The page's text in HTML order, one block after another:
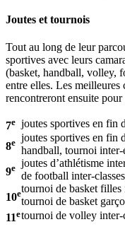
Joutes et tournois
Tout au long de leur
sportives avec leurs
(basket, handball, volley,
entre elles. Les meilleures
rencontreront ensuite
7e joutes sportives en fin
8e joutes sportives en fin
handball, tournoi inter-
9e joutes d’athlétisme
de football inter-
10etournoi de basket filles
tournoi de basket
11etournoi de volley inter-